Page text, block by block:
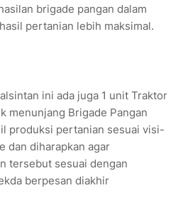
brigade pangan dalam
pertanian lebih maksimal.
ini ada juga 1 unit Traktor
menunjang Brigade Pangan
produksi pertanian sesuai visi-
dan diharapkan agar
tersebut sesuai dengan
berpesan diakhir